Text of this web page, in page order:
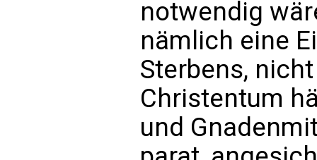
notwendig
nämlich eine
Sterbens,
Christentum
und